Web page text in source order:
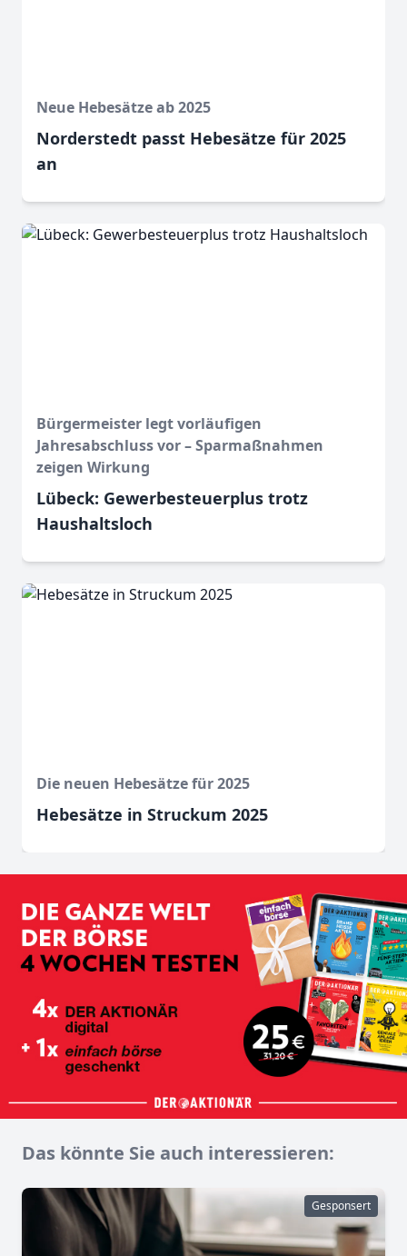
Neue Hebesätze ab 2025
Norderstedt passt Hebesätze für 2025
an
Bürgermeister legt vorläufigen
Jahresabschluss vor – Sparmaßnahmen
zeigen Wirkung
Lübeck: Gewerbesteuerplus trotz
Haushaltsloch
Die neuen Hebesätze für 2025
Hebesätze in Struckum 2025
Das könnte Sie auch interessieren:
Gesponsert